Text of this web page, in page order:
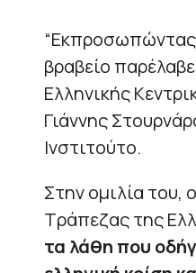
βραβείο
Ελληνικής
Γιάννης
Ινστιτούτο.
Στην ομιλία του,
Τράπεζας της
τα λάθη που